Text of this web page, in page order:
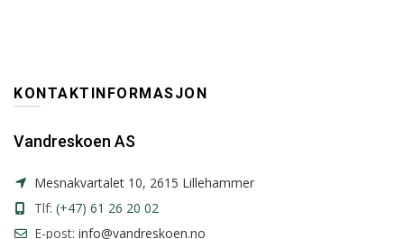
KONTAKTINFORMASJON
Vandreskoen AS
Mesnakvartalet 10, 2615 Lillehammer
Tlf: (+47) 61 26 20 02
E-post: info@vandreskoen.no